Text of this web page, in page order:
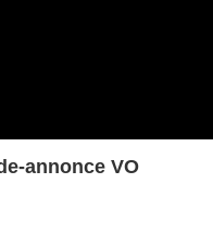
annonce VO